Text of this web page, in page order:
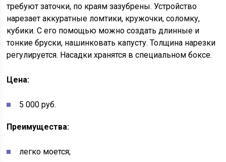
требуют заточки, по краям зазубрены. Устройство
нарезает аккуратные ломтики, кружочки, соломку,
кубики. С его помощью можно создать длинные и
тонкие бруски, нашинковать капусту. Толщина нарезки
регулируется. Насадки хранятся в специальном боксе.
Цена:
5 000 руб.
Преимущества:
легко моется;